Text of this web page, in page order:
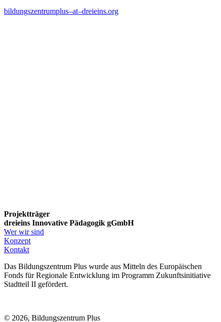
bildungszentrumplus–at–dreieins.org
Projektträger
dreieins Innovative Pädagogik gGmbH
Wer wir sind
Konzept
Kontakt
Das Bildungszentrum Plus wurde aus Mitteln des Europäischen
Fonds für Regionale Entwicklung im Programm Zukunftsinitiative
Stadtteil II gefördert.
© 2026, Bildungszentrum Plus